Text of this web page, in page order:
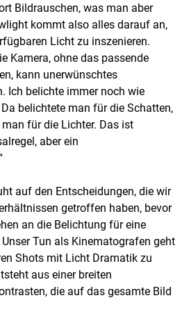
Bildrauschen, was man aber
kommt also alles darauf an,
Licht zu inszenieren.
Kamera, ohne das passende
kann unerwünschtes
Ich belichte immer noch wie
belichtete man für die Schatten,
für die Lichter. Das ist
aber ein
auf den Entscheidungen, die wir
getroffen haben, bevor
an die Belichtung für eine
Tun als Kinematografen geht
Shots mit Licht Dramatik zu
aus einer breiten
die auf das gesamte Bild